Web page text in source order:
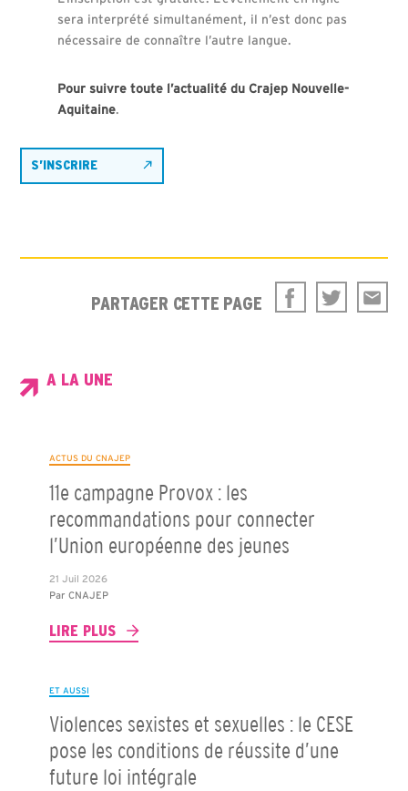
sera interprété simultanément, il n’est donc pas
nécessaire de connaître l’autre langue.
Pour suivre toute l’actualité du Crajep Nouvelle-
Aquitaine.
S’INSCRIRE
PARTAGER CETTE PAGE
A LA UNE
ACTUS DU CNAJEP
11e campagne Provox : les
recommandations pour connecter
l’Union européenne des jeunes
21 Juil 2026
Par CNAJEP
LIRE PLUS
ET AUSSI
Violences sexistes et sexuelles : le CESE
pose les conditions de réussite d’une
future loi intégrale